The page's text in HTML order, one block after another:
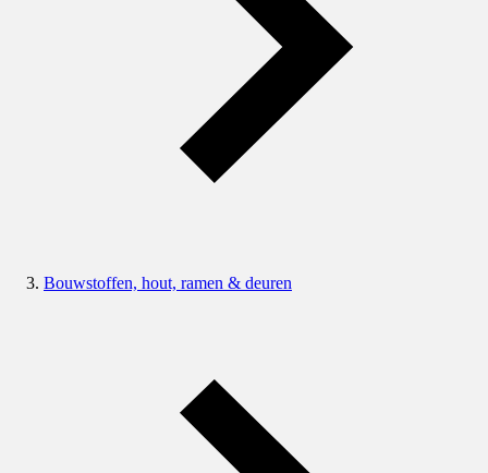
Bouwstoffen, hout, ramen & deuren